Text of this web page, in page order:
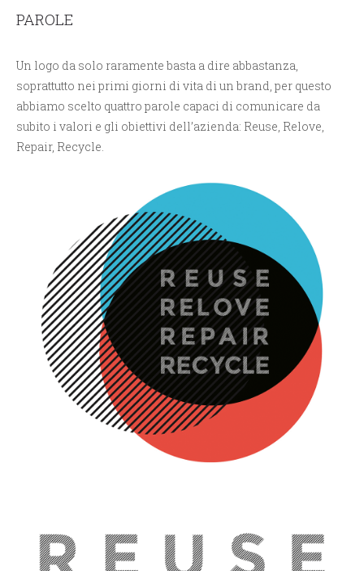
PAROLE
Un logo da solo raramente basta a dire abbastanza,
soprattutto nei primi giorni di vita di un brand, per questo
abbiamo scelto quattro parole capaci di comunicare da
subito i valori e gli obiettivi dell’azienda: Reuse, Relove,
Repair, Recycle.